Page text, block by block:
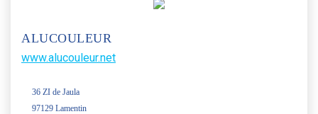
ALUCOULEUR
www.alucouleur.net
36 ZI de Jaula
97129 Lamentin